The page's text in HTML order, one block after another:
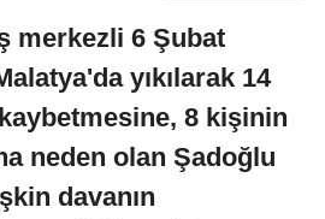
merkezli 6 Şubat
yıkılarak 14
8 kişinin
neden olan Şadoğlu
davanın